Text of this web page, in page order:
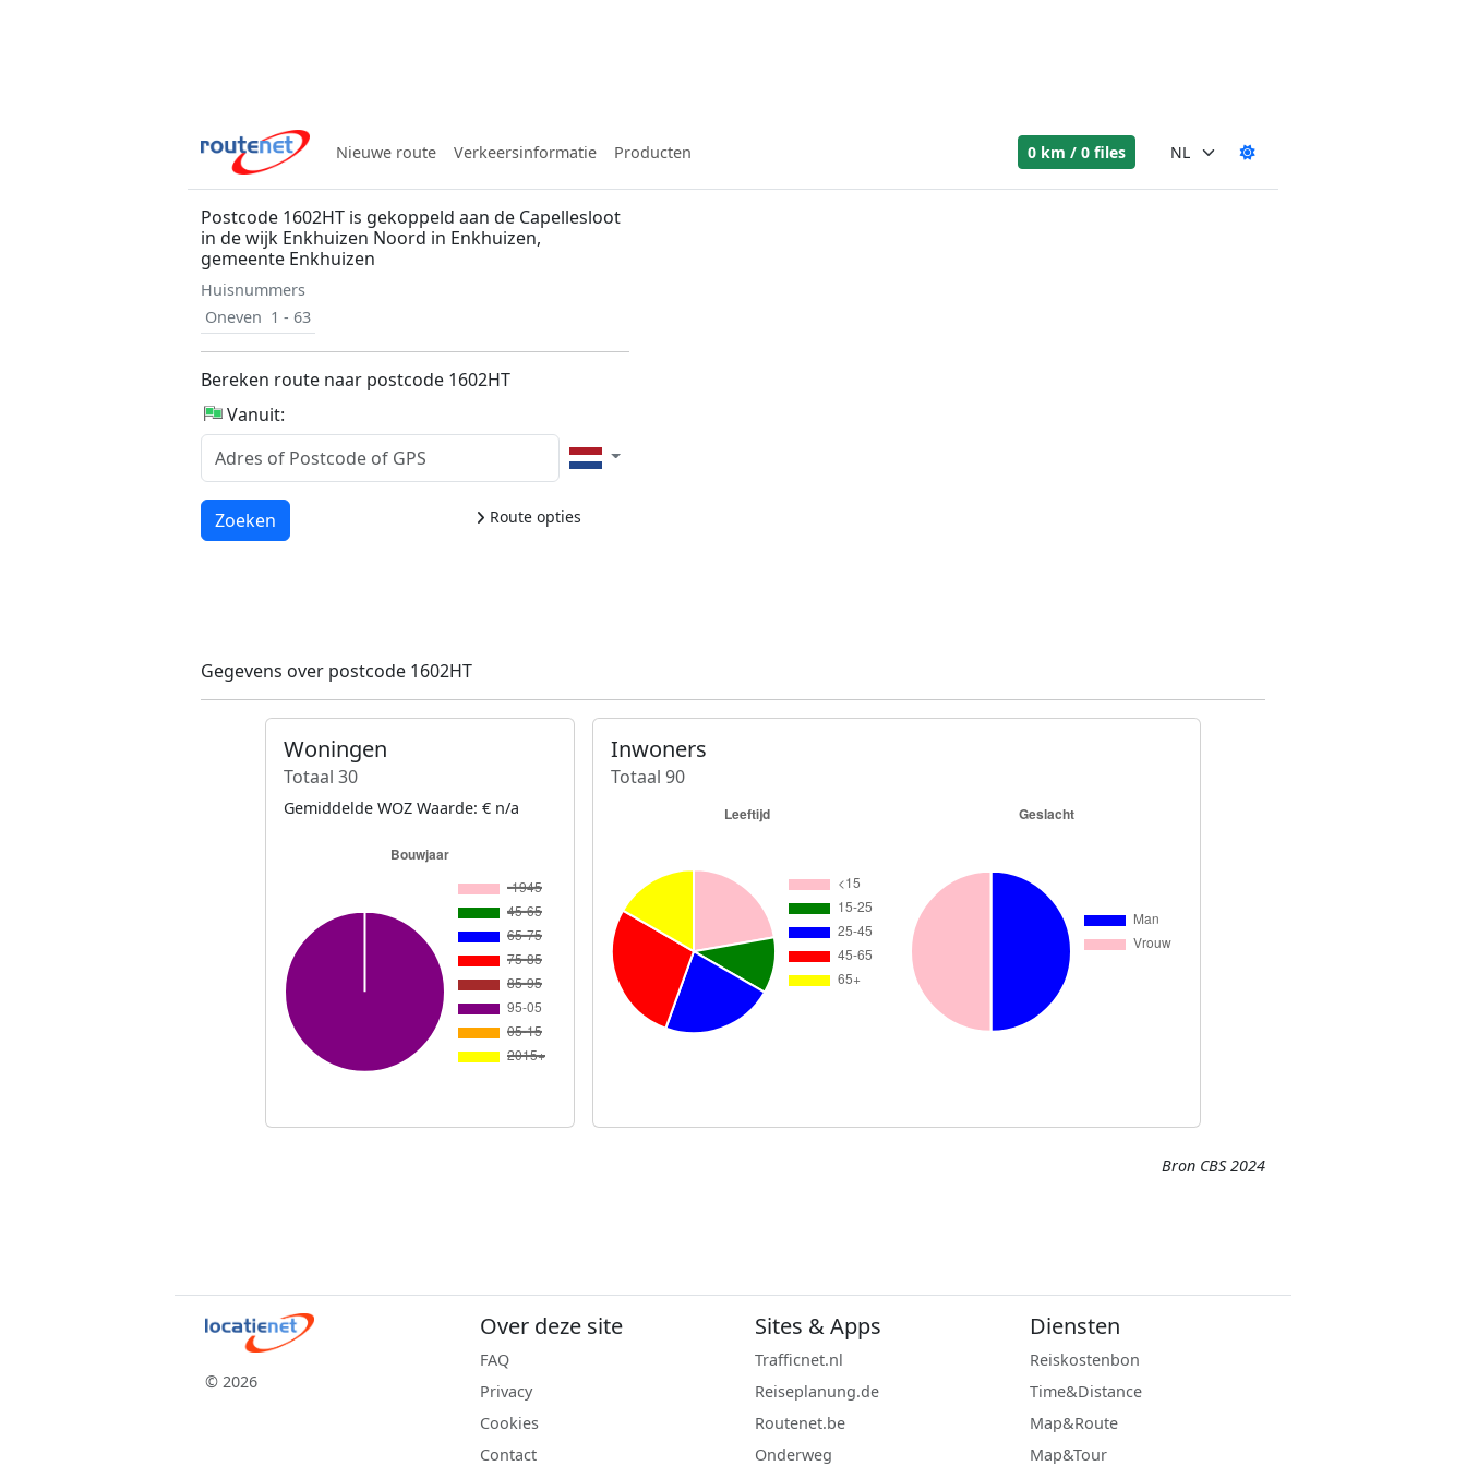
Nieuwe route Verkeersinformatie Producten 0 km / 0 files
Postcode 1602HT is gekoppeld aan de Capellesloot
in de wijk Enkhuizen Noord in Enkhuizen,
gemeente Enkhuizen
Huisnummers
Oneven 1 - 63
Bereken route naar postcode 1602HT
Vanuit:
Route opties
Laden...
Zoeken
Gegevens over postcode 1602HT
Woningen
Totaal 30
Gemiddelde WOZ Waarde: € n/a
Inwoners
Totaal 90
Bron CBS 2024
© 2026
Over deze site
FAQ
Privacy
Cookies
Contact
Sites & Apps
Trafficnet.nl
Reiseplanung.de
Routenet.be
Onderweg
Diensten
Reiskostenbon
Time&Distance
Map&Route
Map&Tour